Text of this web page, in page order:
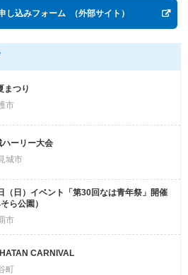
し込みフォーム （外部サイト）
まつり
市
ーリー大会
城市
（日）イベント「第30回なは青年祭」開催
ら公園）
市
CARNIVAL
町